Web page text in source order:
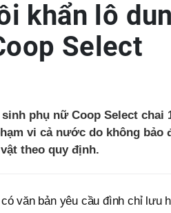
khẩn lô
Select
phụ nữ Coop Select chai
vi cả nước do không bảo
theo quy định.
văn bản yêu cầu đình chỉ lưu